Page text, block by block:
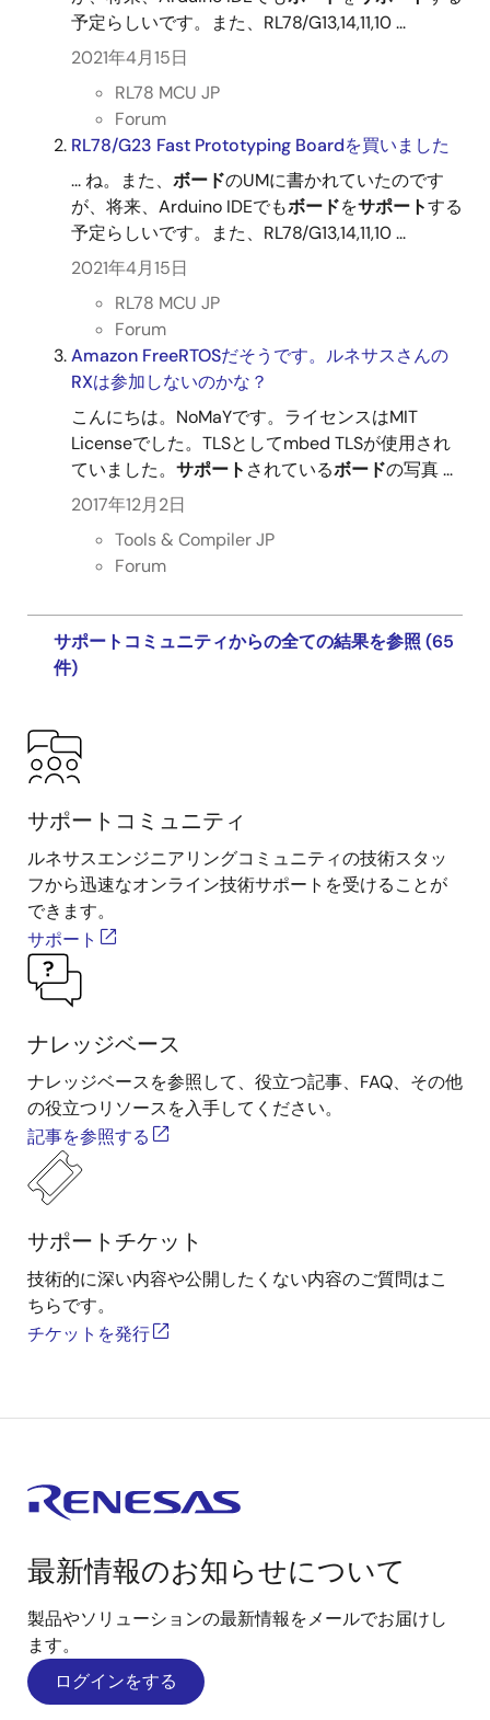
予定らしいです。また、RL78/G13,14,11,10 ...
2021年4月15日
RL78 MCU JP
Forum
RL78/G23 Fast Prototyping Boardを買いました
... ね。また、 ボードのUMに書かれていたのです
が、将来、Arduino IDEでもボードをサポートする
予定らしいです。また、RL78/G13,14,11,10 ...
2021年4月15日
RL78 MCU JP
Forum
Amazon FreeRTOSだそうです。ルネサスさんの
RXは参加しないのかな？
こんにちは。NoMaYです。ライセンスはMIT
Licenseでした。TLSとしてmbed TLSが使用され
ていました。 サポート されているボードの写真 ...
2017年12月2日
Tools & Compiler JP
Forum
サポートコミュニティからの全ての結果を参照 (65
件)
サポートコミュニティ
ルネサスエンジニアリングコミュニティの技術スタッ
フから迅速なオンライン技術サポートを受けることが
できます。
サポート
ナレッジベース
ナレッジベースを参照して、役立つ記事、FAQ、その他
の役立つリソースを入手してください。
記事を参照する
サポートチケット
技術的に深い内容や公開したくない内容のご質問はこ
ちらです。
チケットを発行
最新情報のお知らせについて
製品やソリューションの最新情報をメールでお届けし
ます。
ログインをする